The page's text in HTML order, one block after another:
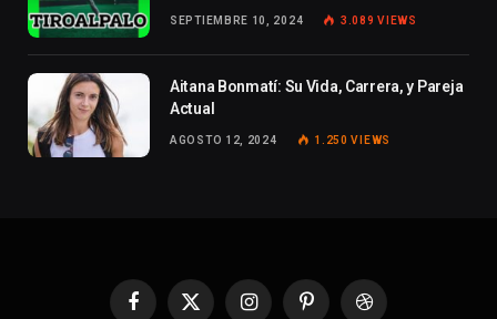
SEPTIEMBRE 10, 2024 3.089VIEWS
Aitana Bonmatí: Su Vida, Carrera, y Pareja
Actual
AGOSTO 12, 2024 1.250VIEWS
Facebook
X InstagramPinterestDribbble